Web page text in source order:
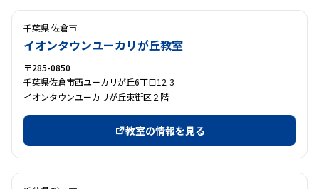
千葉県 佐倉市
イオンタウンユーカリが丘教室
〒285-0850
千葉県佐倉市西ユーカリが丘6丁目12-3
イオンタウンユーカリが丘東街区２階
教室の情報を見る